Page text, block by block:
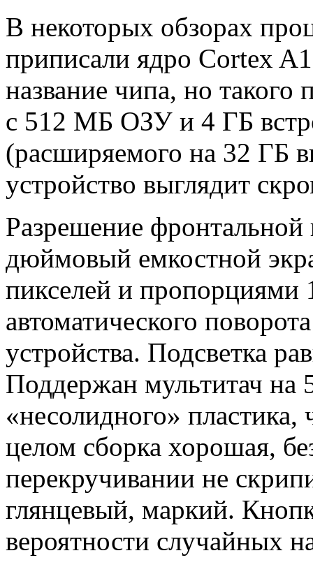
В некоторых обзорах
приписали ядро Cortex
название чипа, но такого
с 512 МБ ОЗУ и 4 ГБ
(расширяемого на 32 ГБ
устройство выглядит
Разрешение
дюймовый емкостной
пикселей и пропорциями
автоматического
устройства. Подсветка
Поддержан мультитач на
«несолидного»
целом сборка хорошая,
перекручивании не
глянцевый, маркий.
вероятности случайных